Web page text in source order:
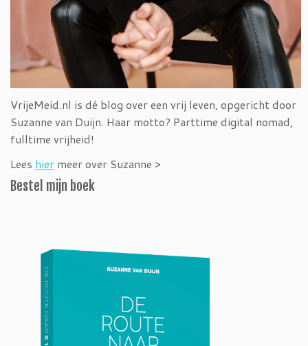
VrijeMeid.nl is dé blog over een vrij leven, opgericht door
Suzanne van Duijn. Haar motto? Parttime digital nomad,
fulltime vrijheid!
Lees hier meer over Suzanne >
Bestel mijn boek